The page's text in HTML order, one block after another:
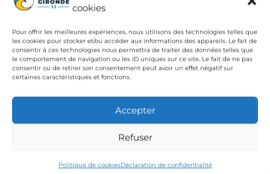
cookies
Pour offrir les meilleures expériences, nous utilisons des technologies telles que
les cookies pour stocker et/ou accéder aux informations des appareils. Le fait de
consentir à ces technologies nous permettra de traiter des données telles que
le comportement de navigation ou les ID uniques sur ce site. Le fait de ne pas
consentir ou de retirer son consentement peut avoir un effet négatif sur
certaines caractéristiques et fonctions.
Accepter
Refuser
Politique de cookiesDéclaration de confidentialité
vous dire ce qu’il en est. Mais d’ici là, vous pouvez
commencer à affûter vos pagaies et vos dérives pour
être près le jour « J ».
N’oubliez pas de vous inscrire en cliquant ici !
Bonne inscription et à mercredi.
Comité - Compétition
Compétition News
Inscriptions closes, rdv
Formation Brevet Initiateur